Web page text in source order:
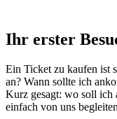
Ihr erster
Ein Ticket zu kaufen ist
an? Wann sollte ich
Kurz gesagt: wo soll ich
einfach von uns